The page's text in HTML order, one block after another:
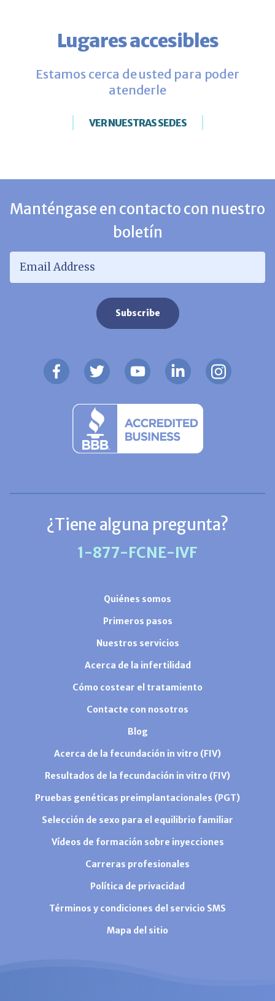
Lugares accesibles
Estamos cerca de usted para poder
atenderle
VER NUESTRAS SEDES
Manténgase en contacto con nuestro
boletín
Email Address
¿Tiene alguna pregunta?
1-877-FCNE-IVF
Quiénes somos
Primeros pasos
Nuestros servicios
Acerca de la infertilidad
Cómo costear el tratamiento
Contacte con nosotros
Blog
Acerca de la fecundación in vitro (FIV)
Resultados de la fecundación in vitro (FIV)
Pruebas genéticas preimplantacionales (PGT)
Selección de sexo para el equilibrio familiar
Vídeos de formación sobre inyecciones
Carreras profesionales
Política de privacidad
Términos y condiciones del servicio SMS
Mapa del sitio